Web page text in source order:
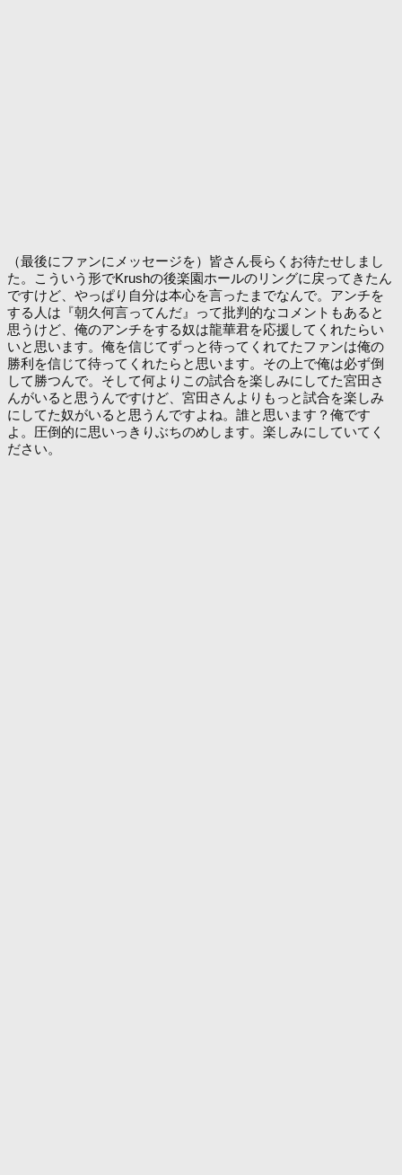
（最後にファンにメッセージを）皆さん長らくお待たせしまし
た。こういう形でKrushの後楽園ホールのリングに戻ってきたん
ですけど、やっぱり自分は本心を言ったまでなんで。アンチを
する人は『朝久何言ってんだ』って批判的なコメントもあると
思うけど、俺のアンチをする奴は龍華君を応援してくれたらい
いと思います。俺を信じてずっと待ってくれてたファンは俺の
勝利を信じて待ってくれたらと思います。その上で俺は必ず倒
して勝つんで。そして何よりこの試合を楽しみにしてた宮田さ
んがいると思うんですけど、宮田さんよりもっと試合を楽しみ
にしてた奴がいると思うんですよね。誰と思います？俺です
よ。圧倒的に思いっきりぶちのめします。楽しみにしていてく
ださい。